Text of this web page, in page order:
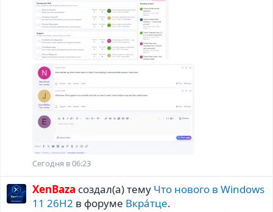
Сегодня в 06:23
XenBaza создал(а) тему Что нового в Windows
11 26H2 в форуме Вкра́тце.